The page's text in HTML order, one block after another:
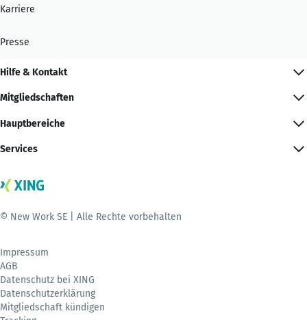
Karriere
Presse
Hilfe & Kontakt
Mitgliedschaften
Hauptbereiche
Services
© New Work SE | Alle Rechte vorbehalten
Impressum
AGB
Datenschutz bei XING
Datenschutzerklärung
Mitgliedschaft kündigen